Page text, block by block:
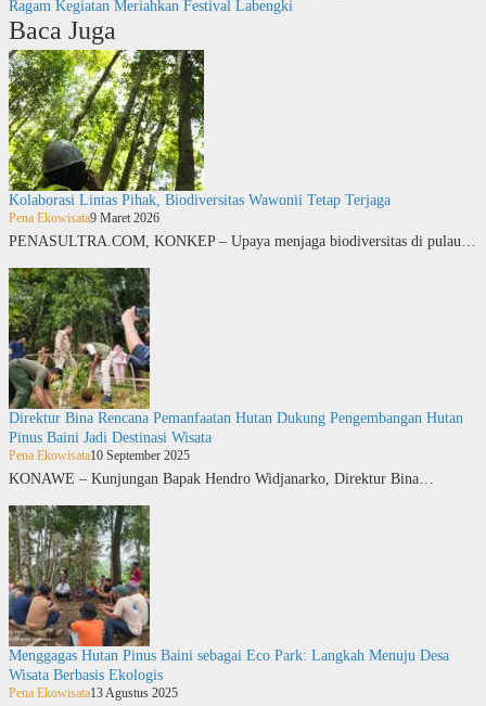
Ragam Kegiatan Meriahkan Festival Labengki
Baca Juga
Kolaborasi Lintas Pihak, Biodiversitas Wawonii Tetap Terjaga
Pena Ekowisata9 Maret 2026
PENASULTRA.COM, KONKEP – Upaya menjaga biodiversitas di pulau…
Direktur Bina Rencana Pemanfaatan Hutan Dukung Pengembangan Hutan
Pinus Baini Jadi Destinasi Wisata
Pena Ekowisata10 September 2025
KONAWE – Kunjungan Bapak Hendro Widjanarko, Direktur Bina…
Menggagas Hutan Pinus Baini sebagai Eco Park: Langkah Menuju Desa
Wisata Berbasis Ekologis
Pena Ekowisata13 Agustus 2025